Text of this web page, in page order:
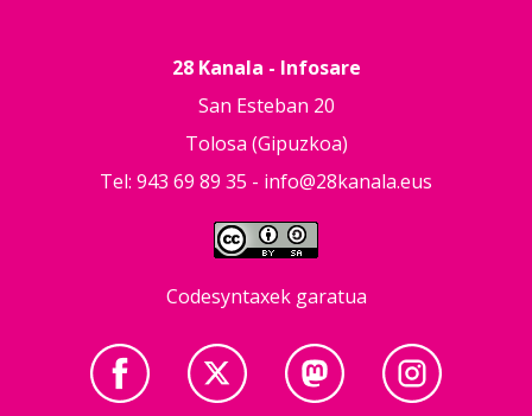
28 Kanala - Infosare
San Esteban 20
Tolosa (Gipuzkoa)
Tel: 943 69 89 35 - info@28kanala.eus
Codesyntaxek garatua